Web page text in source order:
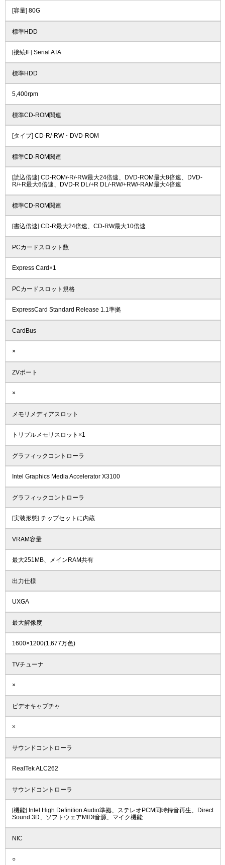
[容量] 80G
標準HDD
[接続IF] Serial ATA
標準HDD
5,400rpm
標準CD-ROM関連
[タイプ] CD-R/-RW・DVD-ROM
標準CD-ROM関連
[読込倍速] CD-ROM/-R/-RW最大24倍速、DVD-ROM最大8倍速、DVD-
R/+R最大6倍速、DVD-R DL/+R DL/-RW/+RW/-RAM最大4倍速
標準CD-ROM関連
[書込倍速] CD-R最大24倍速、CD-RW最大10倍速
PCカードスロット数
Express Card×1
PCカードスロット規格
ExpressCard Standard Release 1.1準拠
CardBus
×
ZVポート
×
メモリメディアスロット
トリプルメモリスロット×1
グラフィックコントローラ
Intel Graphics Media Accelerator X3100
グラフィックコントローラ
[実装形態] チップセットに内蔵
VRAM容量
最大251MB、メインRAM共有
出力仕様
UXGA
最大解像度
1600×1200(1,677万色)
TVチューナ
×
ビデオキャプチャ
×
サウンドコントローラ
RealTek ALC262
サウンドコントローラ
[機能] Intel High Definition Audio準拠、ステレオPCM同時録音再生、Direct
Sound 3D、ソフトウェアMIDI音源、マイク機能
NIC
○